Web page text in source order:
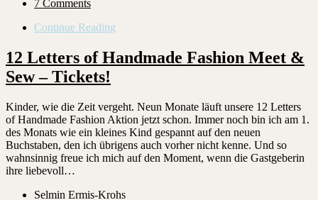
7 Comments
Continue Reading
12 Letters of Handmade Fashion Meet &
Sew – Tickets!
Kinder, wie die Zeit vergeht. Neun Monate läuft unsere 12 Letters
of Handmade Fashion Aktion jetzt schon. Immer noch bin ich am 1.
des Monats wie ein kleines Kind gespannt auf den neuen
Buchstaben, den ich übrigens auch vorher nicht kenne. Und so
wahnsinnig freue ich mich auf den Moment, wenn die Gastgeberin
ihre liebevoll…
Selmin Ermis-Krohs